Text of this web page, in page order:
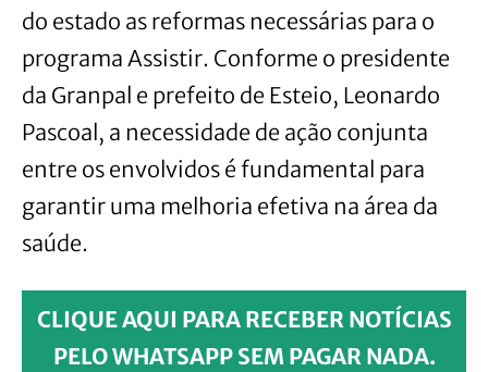
do estado as reformas necessárias para o
programa Assistir. Conforme o presidente
da Granpal e prefeito de Esteio, Leonardo
Pascoal, a necessidade de ação conjunta
entre os envolvidos é fundamental para
garantir uma melhoria efetiva na área da
saúde.
CLIQUE AQUI PARA RECEBER NOTÍCIAS
PELO WHATSAPP SEM PAGAR NADA.